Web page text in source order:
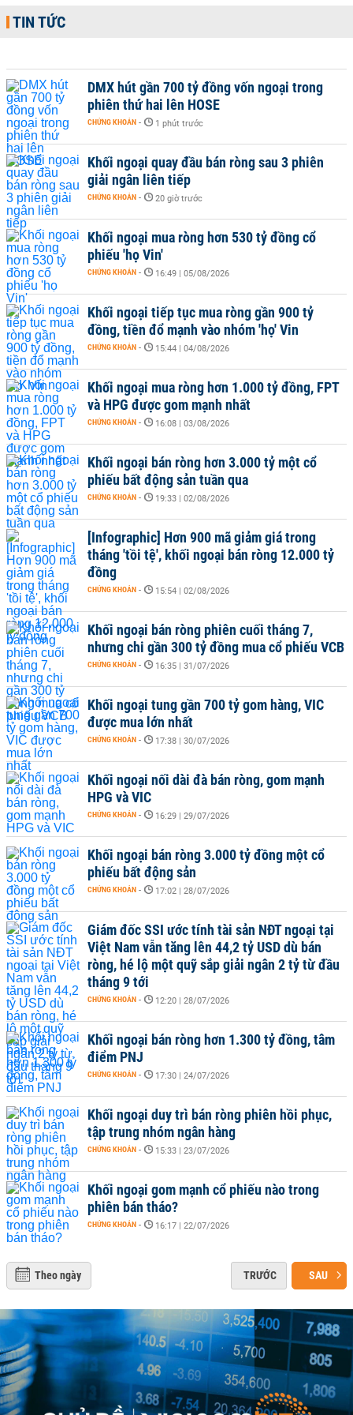
TIN TỨC
DMX hút gần 700 tỷ đồng vốn ngoại trong
phiên thứ hai lên HOSE
CHỨNG KHOÁN - 1 phút trước
Khối ngoại quay đầu bán ròng sau 3 phiên
giải ngân liên tiếp
CHỨNG KHOÁN - 20 giờ trước
Khối ngoại mua ròng hơn 530 tỷ đồng cổ
phiếu 'họ Vin'
CHỨNG KHOÁN - 16:49 | 05/08/2026
Khối ngoại tiếp tục mua ròng gần 900 tỷ
đồng, tiền đổ mạnh vào nhóm 'họ' Vin
CHỨNG KHOÁN - 15:44 | 04/08/2026
Khối ngoại mua ròng hơn 1.000 tỷ đồng, FPT
và HPG được gom mạnh nhất
CHỨNG KHOÁN - 16:08 | 03/08/2026
Khối ngoại bán ròng hơn 3.000 tỷ một cổ
phiếu bất động sản tuần qua
CHỨNG KHOÁN - 19:33 | 02/08/2026
[Infographic] Hơn 900 mã giảm giá trong
tháng 'tồi tệ', khối ngoại bán ròng 12.000 tỷ
đồng
CHỨNG KHOÁN - 15:54 | 02/08/2026
Khối ngoại bán ròng phiên cuối tháng 7,
nhưng chi gần 300 tỷ đồng mua cổ phiếu VCB
CHỨNG KHOÁN - 16:35 | 31/07/2026
Khối ngoại tung gần 700 tỷ gom hàng, VIC
được mua lớn nhất
CHỨNG KHOÁN - 17:38 | 30/07/2026
Khối ngoại nối dài đà bán ròng, gom mạnh
HPG và VIC
CHỨNG KHOÁN - 16:29 | 29/07/2026
Khối ngoại bán ròng 3.000 tỷ đồng một cổ
phiếu bất động sản
CHỨNG KHOÁN - 17:02 | 28/07/2026
Giám đốc SSI ước tính tài sản NĐT ngoại tại
Việt Nam vẫn tăng lên 44,2 tỷ USD dù bán
ròng, hé lộ một quỹ sắp giải ngân 2 tỷ từ đầu
tháng 9 tới
CHỨNG KHOÁN - 12:20 | 28/07/2026
Khối ngoại bán ròng hơn 1.300 tỷ đồng, tâm
điểm PNJ
CHỨNG KHOÁN - 17:30 | 24/07/2026
Khối ngoại duy trì bán ròng phiên hồi phục,
tập trung nhóm ngân hàng
CHỨNG KHOÁN - 15:33 | 23/07/2026
Khối ngoại gom mạnh cổ phiếu nào trong
phiên bán tháo?
CHỨNG KHOÁN - 16:17 | 22/07/2026
Theo ngày TRƯỚC SAU